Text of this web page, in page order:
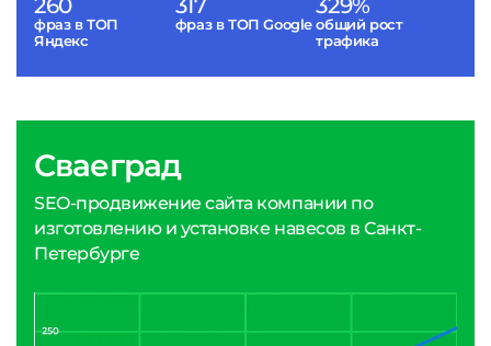
260
фраз в ТОП
Яндекс
317
фраз в ТОП Google
329%
общий рост
трафика
Сваеград
SEO-продвижение сайта компании по
изготовлению и установке навесов в Санкт-
Петербурге